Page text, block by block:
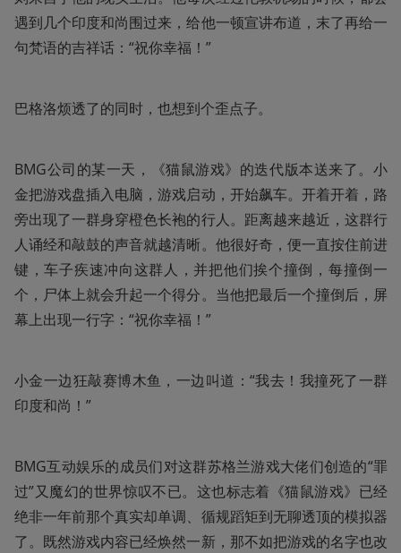
遇到几个印度和尚围过来，给他一顿宣讲布道，末了再给一
句梵语的吉祥话：“祝你幸福！”
巴格洛烦透了的同时，也想到个歪点子。
BMG公司的某一天，《猫鼠游戏》的迭代版本送来了。小
金把游戏盘插入电脑，游戏启动，开始飙车。开着开着，路
旁出现了一群身穿橙色长袍的行人。距离越来越近，这群行
人诵经和敲鼓的声音就越清晰。他很好奇，便一直按住前进
键，车子疾速冲向这群人，并把他们挨个撞倒，每撞倒一
个，尸体上就会升起一个得分。当他把最后一个撞倒后，屏
幕上出现一行字：“祝你幸福！”
小金一边狂敲赛博木鱼，一边叫道：“我去！我撞死了一群
印度和尚！”
BMG互动娱乐的成员们对这群苏格兰游戏大佬们创造的“罪
过”又魔幻的世界惊叹不已。这也标志着《猫鼠游戏》已经
绝非一年前那个真实却单调、循规蹈矩到无聊透顶的模拟器
了。既然游戏内容已经焕然一新，那不如把游戏的名字也改